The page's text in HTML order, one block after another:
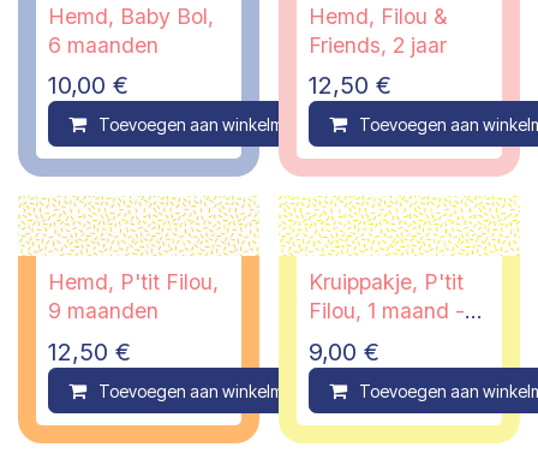
Hemd, Baby Bol,
6 maanden
10,00 €
Toevoegen aan winkelmandje Compare
Hemd, Filou &
Friends, 2 jaar
12,50 €
Toevoegen aan
Hemd, P'tit Filou,
9 maanden
12,50 €
Toevoegen aan winkelmandje Compare
Kruippakje, P'tit
Filou, 1 maand -
PI
9,00 €
Toevoegen aan